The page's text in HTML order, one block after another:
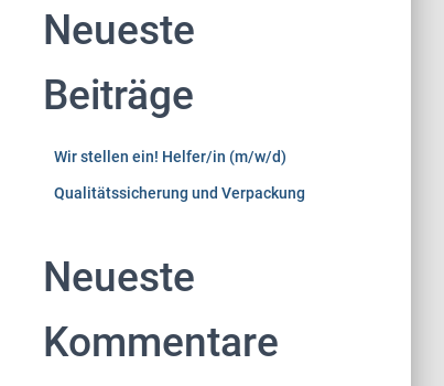
Neueste
Beiträge
Wir stellen ein! Helfer/in (m/w/d)
Qualitätssicherung und Verpackung
Neueste
Kommentare